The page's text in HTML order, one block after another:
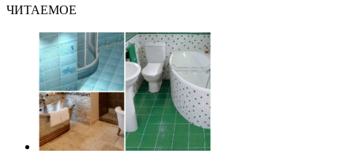
ЧИТАЕМОЕ